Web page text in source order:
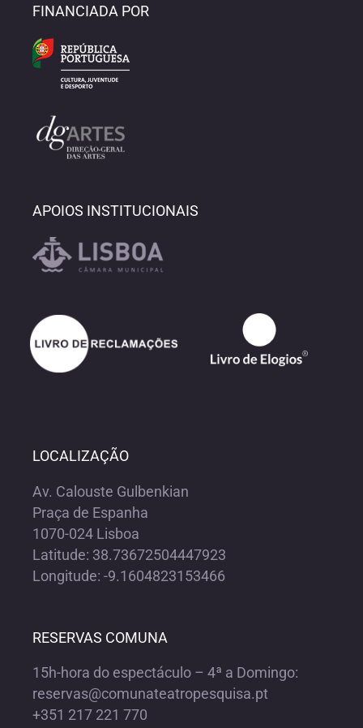
FINANCIADA POR
APOIOS INSTITUCIONAIS
LOCALIZAÇÃO
Av. Calouste Gulbenkian
Praça de Espanha
1070-024 Lisboa
Latitude: 38.73672504447923
Longitude: -9.1604823153466
RESERVAS COMUNA
15h-hora do espectáculo – 4ª a Domingo:
reservas@comunateatropesquisa.pt
+351 217 221 770